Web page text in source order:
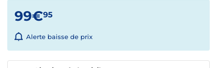
99€95
Alerte baisse de prix